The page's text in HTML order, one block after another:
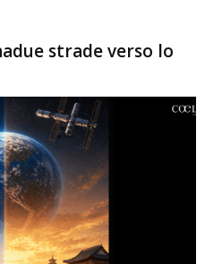
strade verso lo